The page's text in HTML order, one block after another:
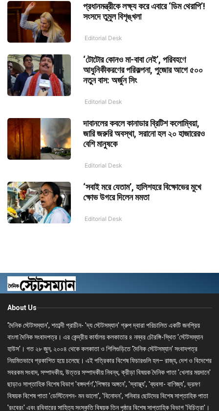
প্রধানমন্ত্রীকে লক্ষ্য করে এবারে ‘ডিম থেরাপি’!
সংসদে তুমুল বিশৃঙ্খলা
Editorial Desk
‘টোটোর কোনও মা-বাবা নেই’, পরিবহণে
আধুনিকীকরণের পরিকল্পনা, পুজোর আগে ৫০০
নতুন বাস: অর্জুন সিং
Editorial Desk
দাবানলের কবলে কানাডার ব্রিটিশ কলোম্বিয়া,
জারি জরুরি অবস্থা, সরানো হল ২০ হাজারেরও
বেশি মানুষকে
Editorial Desk
‘সবাই মরে যেতাম’, হালিশহরে বিক্ষোভের মুখে
ক্ষোভ উগরে দিলেন মমতা
Editorial Desk
About Us
'দৈনিক স্টেটসম্যান', শতাব্দী প্রাচীন- 'দ্য স্টেটসম্যান' গ্রুপ দ্বারা পরিচালিত একটি জনপ্রিয়
বাংলা দৈনিক সংবাদপত্র। এর কেন্দ্রীয় কার্যালয় কলকাতার ৪ নম্বর চৌরঙ্গি-স্থিত 'স্টেটসম্যান
হাউস'। গত ২৮ জুন, ২০০৪ থেকে কলকাতা ও শিলিগুড়িতে 'দৈনিক স্টেটসম্যান' সংবাদপত্র
নিয়মিতভাবে প্রকাশিত হয়ে চলেছে। এই পত্রিকার বিশেষ ফিচারগুলি হল– রাজ্য, দেশ ও বিদেশের
সবরকম সংবাদ, সম্পাদকীয়, উত্তর সম্পাদকীয় নিবন্ধ, ক্রীড়া বিষয়ক দৈনিক পাতা 'খেলার ময়দানে'
ছাড়াও সাপ্তাহিক বিশেষ বিভাগ 'বঙ্গদর্পণ','শিক্ষার অঙ্গনে', 'স্বাস্থ্য', 'ব্যবসা- বাণিজ্য', ভ্রমণ
বিষয়ক বিশেষ পাতা 'ডেস্টিনেশন- মন ভালো', 'বিনোদন', শনিবার ছোটদের বিশেষ সাপ্তাহিক পাতা
'রংবেরং' এবং রবিবারের সাহিত্য সংস্কৃতি বিষয়ক তিন পৃষ্ঠার বিশেষ সাপ্তাহিক বিভাগ 'বিচিত্রা'।